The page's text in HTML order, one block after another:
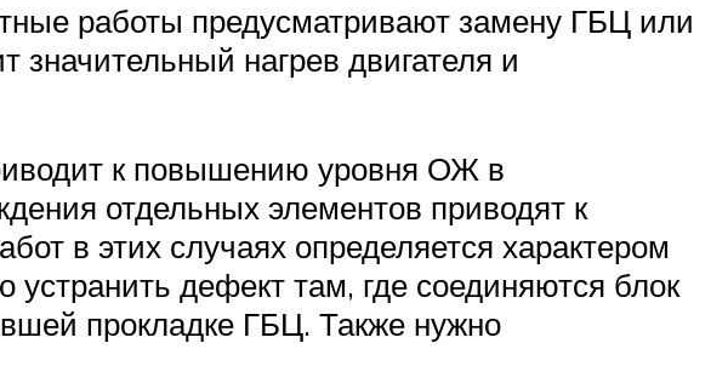
работы предусматривают замену ГБЦ или
нагрев двигателя и
к повышению уровня ОЖ в
отдельных элементов приводят к
в этих случаях определяется характером
дефект там, где соединяются блок
прокладке ГБЦ. Также нужно